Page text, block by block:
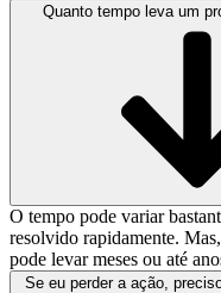
Quanto tempo leva um
O tempo pode variar
resolvido rapidamente.
pode levar meses ou até
Se eu perder a ação,